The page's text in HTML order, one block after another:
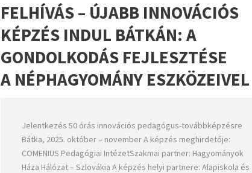
FELHÍVÁS – ÚJABB INNOVÁCIÓS
KÉPZÉS INDUL BÁTKÁN: A
GONDOLKODÁS FEJLESZTÉSE
A NÉPHAGYOMÁNY ESZKÖZEIVEL
Jelentkezés 50 órás innovációs pedagógus-továbbképzésre
Bátka, 2025. október – november A képzés meghirdetője:
COMENIUS Pedagógiai IntézetSzakmai partner: Hagyományok
Háza Hálózat – Szlovákia A képzés helyi partnere: Alapiskola és